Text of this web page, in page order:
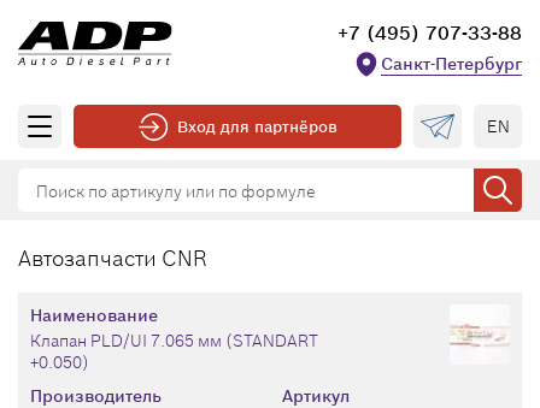
+7 (495) 707-33-88
Санкт-Петербург
Вход для партнёров EN
Автозапчасти CNR
Производитель
Артикул
Наименование
Клапан PLD/UI 7.065 мм (STANDART
+0.050)